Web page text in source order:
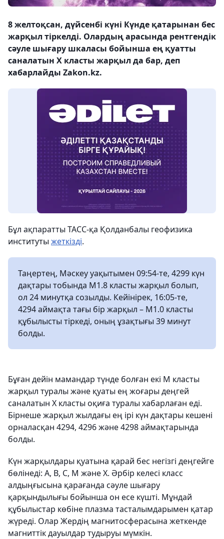
8 желтоқсан, дүйсенбі күні Күнде қатарынан бес
жарқыл тіркелді. Олардың арасында рентгендік
сәуле шығару шкаласы бойынша ең қуатты
саналатын X класты жарқыл да бар, деп
хабарлайды Zakon.kz.
Бұл ақпаратты ТАСС-қа Қолданбалы геофизика
институты жеткізді.
Таңертең, Мәскеу уақытымен 09:54-те, 4299 күн
дақтары тобында M1.8 класты жарқыл болып,
ол 24 минутқа созылды. Кейінірек, 16:05-те,
4294 аймақта тағы бір жарқыл – M1.0 класты
құбылысты тіркеді, оның ұзақтығы 39 минут
болды.
Бұған дейін мамандар түнде болған екі M класты
жарқыл туралы және қуаты ең жоғары деңгей
саналатын X класты оқиға туралы хабарлаған еді.
Бірнеше жарқыл жылдағы ең ірі күн дақтары кешені
орналасқан 4294, 4296 және 4298 аймақтарында
болды.
Күн жарқылдары қуатына қарай бес негізгі деңгейге
бөлінеді: A, B, C, M және X. Әрбір келесі класс
алдыңғысына қарағанда сәуле шығару
қарқындылығы бойынша он есе күшті. Мұндай
құбылыстар көбіне плазма тасталымдарымен қатар
жүреді. Олар Жердің магнитосферасына жеткенде
магниттік дауылдар тудыруы мүмкін.